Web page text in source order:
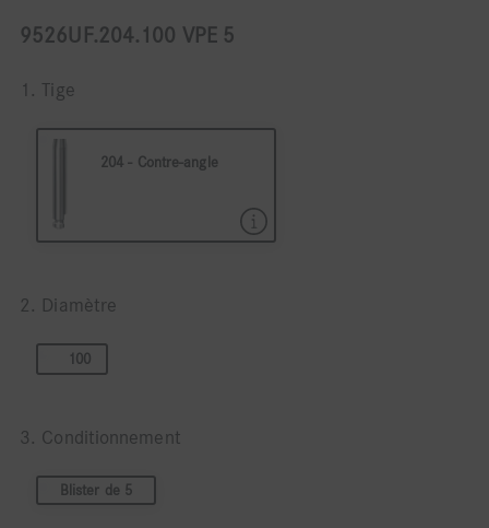
9526UF.204.100 VPE 5
1. Tige
204 - Contre-angle
2. Diamètre
100
3. Conditionnement
Blister de 5